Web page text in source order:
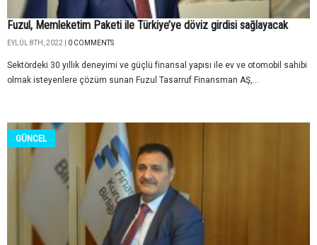
Fuzul, Memleketim Paketi ile Türkiye’ye döviz girdisi sağlayacak
EYLÜL 8TH, 2022 | 0 COMMENTS
Sektördeki 30 yıllık deneyimi ve güçlü finansal yapısı ile ev ve otomobil sahibi
olmak isteyenlere çözüm sunan Fuzul Tasarruf Finansman AŞ,...
GÜNCEL